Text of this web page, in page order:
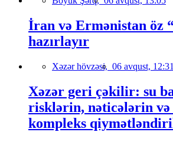
İran və Ermənistan öz
hazırlayır
Xəzər hövzəsi, 06 avqust, 12:31
Xəzər geri çəkilir: su
risklərin, nəticələrin
kompleks